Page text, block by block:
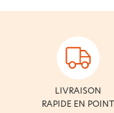
LIVRAISON
RAPIDE EN POINT